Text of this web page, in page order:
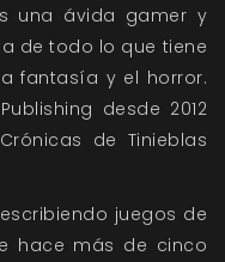
una ávida gamer y
de todo lo que tiene
fantasía y el horror.
desde 2012
de Tinieblas
juegos de
hace más de cinco